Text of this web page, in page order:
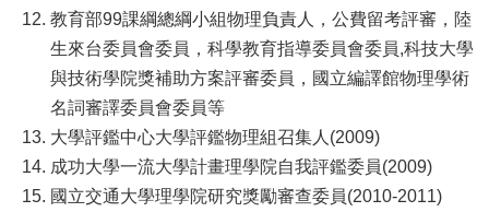
教育部99課綱總綱小組物理負責人，公費留考評審，陸
生來台委員會委員，科學教育指導委員會委員,科技大學
與技術學院獎補助方案評審委員，國立編譯館物理學術
名詞審譯委員會委員等
大學評鑑中心大學評鑑物理組召集人(2009)
成功大學一流大學計畫理學院自我評鑑委員(2009)
國立交通大學理學院研究獎勵審查委員(2010-2011)